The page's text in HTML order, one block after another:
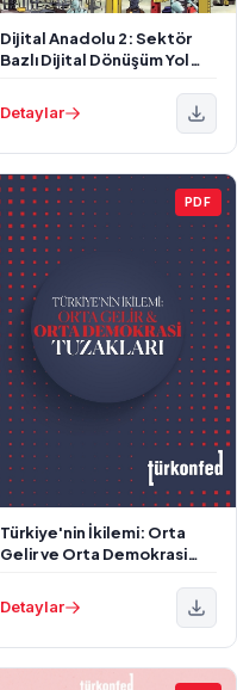
Dijital Anadolu 2: Sektör
Bazlı Dijital Dönüşüm Yol
Detaylar
PDF
Türkiye'nin İkilemi: Orta
Gelir ve Orta Demokrasi
Detaylar